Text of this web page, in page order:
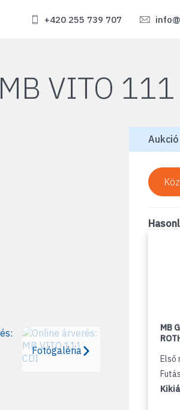
+420 255 739 707
MB VITO
Fotógaléria
Aukció
MB
Első